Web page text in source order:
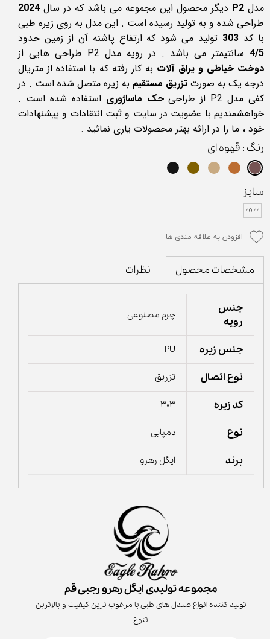
مدل P2 دیگر محصول این مجموعه می باشد که در سال 2024
طراحی شده و به تولید رسیده است . این مدل به روی زیره طبی
با کد 303 تولید می شود که ارتفاع پاشنه آن از زمین حدود
4/5 سانتیمتر می باشد . در رویه مدل P2 طراحی هایی از
دوخت خیاطی و یراق آلات به کار رفته که با استفاده از متریال
درجه یک به صورت تزریق مستقیم به زیره متصل شده است . در
کفی مدل P2 از طراحی
حک ماساژوری استفاده شده است .
خواهشمندیم با عضویت در سایت و ثبت انتقادات و پیشنهادات
خود ، ما را در ارائه بهتر محصولات یاری نمائید .
رنگ : قهوه ای
سایز
40-44
افزودن به علاقه مندی ها
مشخصات محصول نظرات
جنس
رویه
چرم مصنوعی
جنس زیره PU
نوع اتصال تزریق
کد زیره 303
نوع دمپایی
برند ایگل رهرو
مجموعه تولیدی ایگل رهرو رجبی قم
تولید کننده انواع صندل های طبی با مرغوب ترین کیفیت و بالاترین
تنوع